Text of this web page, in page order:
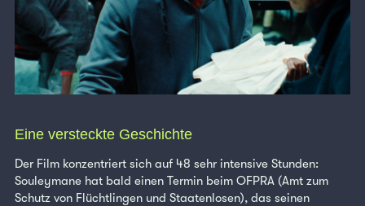
Eine versteckte Geschichte
Der Film konzentriert sich auf 48 sehr intensive Stunden:
Souleymane hat bald einen Termin beim OFPRA (Amt zum
Schutz von Flüchtlingen und Staatenlosen), das seinen